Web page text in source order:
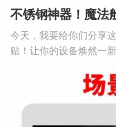
不锈钢神器！魔法
今天，我要给你们分享
贴！让你的设备焕然一